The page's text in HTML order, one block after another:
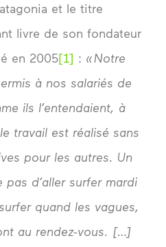
et le titre
livre de son fondateur
en 2005[1] : « Notre
à nos salariés de
ils l’entendaient, à
travail est réalisé sans
pour les autres. Un
d’aller surfer mardi
quand les vagues,
au rendez-vous. […]